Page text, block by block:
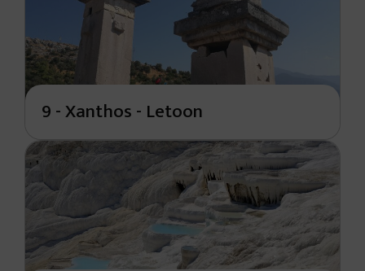
9 - Xanthos - Letoon